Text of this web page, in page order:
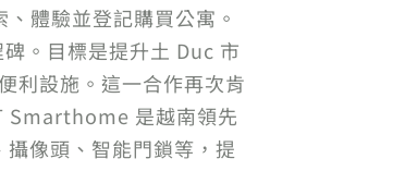
體驗並登記購買公寓。
。目標是提升土 Duc 市
利設施。這一合作再次肯
Smarthome 是越南領先
像頭、智能門鎖等，提